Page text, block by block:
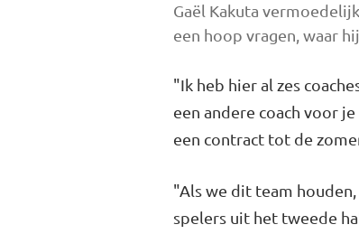
Gaël Kakuta
een hoop vragen, waar
"Ik heb hier al zes
een andere coach voor
een contract tot de
"Als we dit team
spelers uit het tweede